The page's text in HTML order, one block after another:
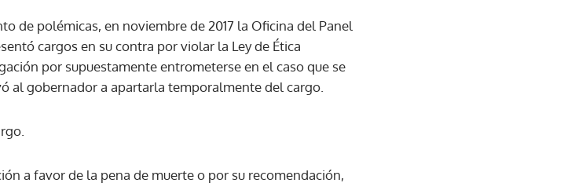
ACEPTAR
de polémicas, en noviembre de 2017 la Oficina del Panel
cargos en su contra por violar la Ley de Ética
por supuestamente entrometerse en el caso que se
al gobernador a apartarla temporalmente del cargo.
a favor de la pena de muerte o por su recomendación,